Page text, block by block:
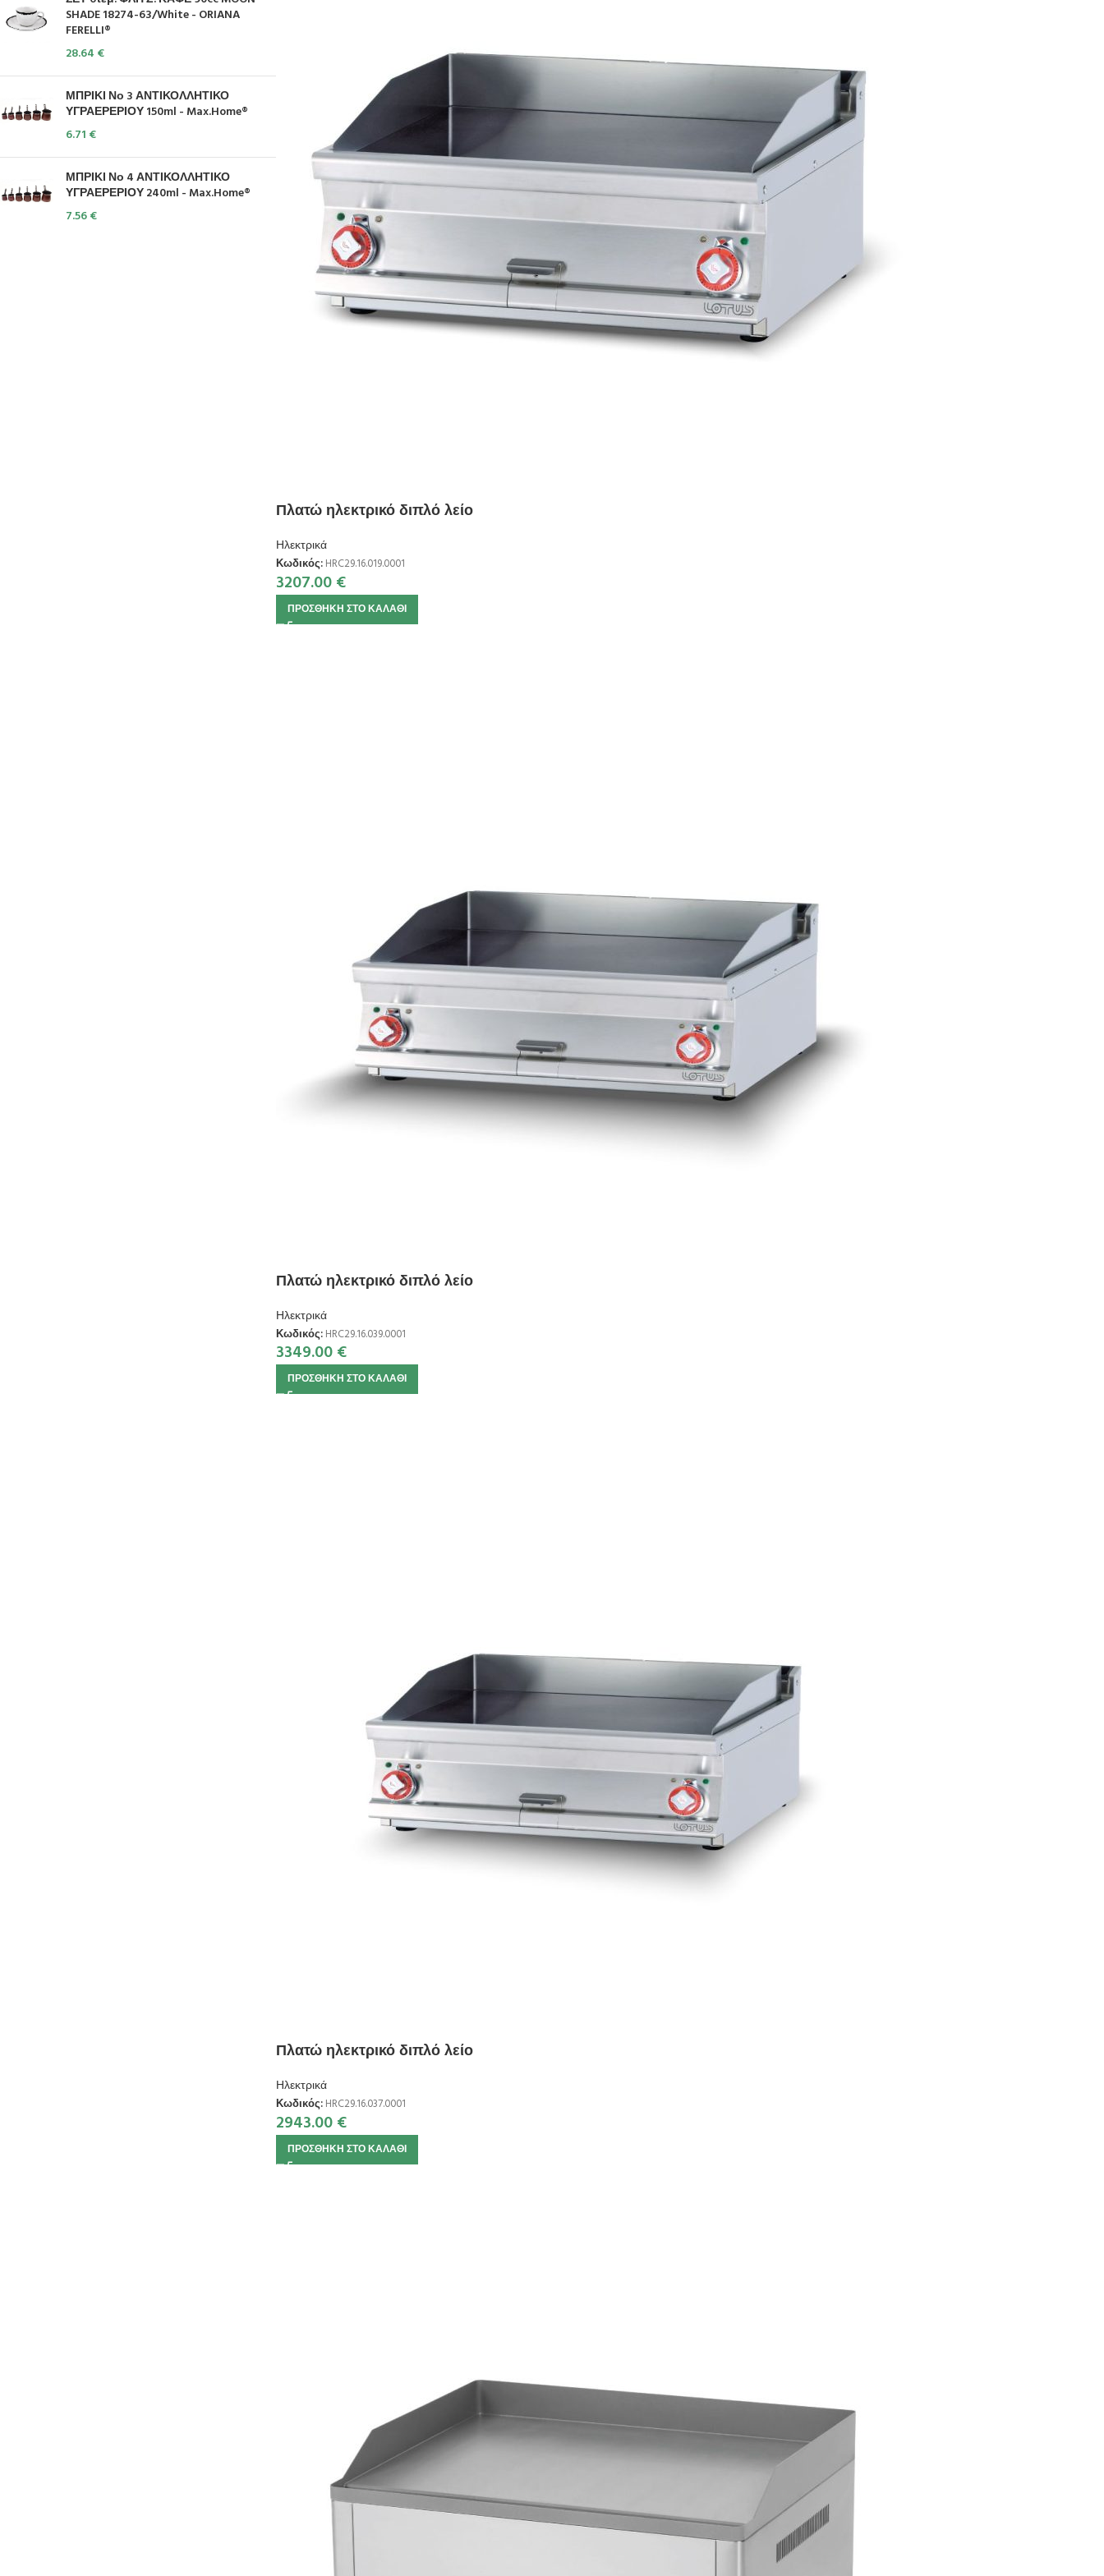
SHADE 18274-63/White - ORIANA
FERELLI®
28.64 €
ΜΠΡΙΚΙ Νο 3 ΑΝΤΙΚΟΛΛΗΤΙΚΟ
ΥΓΡΑΕΡΕΡΙΟΥ 150ml - Max.Home®
6.71 €
ΜΠΡΙΚΙ Νο 4 ΑΝΤΙΚΟΛΛΗΤΙΚΟ
ΥΓΡΑΕΡΕΡΙΟΥ 240ml - Max.Home®
7.56€
Πλατώ ηλεκτρικό διπλό λείο
Ηλεκτρικά
Κωδικός: HRC29.16.019.0001
3207.00€
ΠΡΟΣΘΉΚΗ ΣΤΟ ΚΑΛΆΘΙ
Πλατώ ηλεκτρικό διπλό λείο
Ηλεκτρικά
Κωδικός: HRC29.16.039.0001
3349.00€
ΠΡΟΣΘΉΚΗ ΣΤΟ ΚΑΛΆΘΙ
Πλατώ ηλεκτρικό διπλό λείο
Ηλεκτρικά
Κωδικός: HRC29.16.037.0001
2943.00€
ΠΡΟΣΘΉΚΗ ΣΤΟ ΚΑΛΆΘΙ